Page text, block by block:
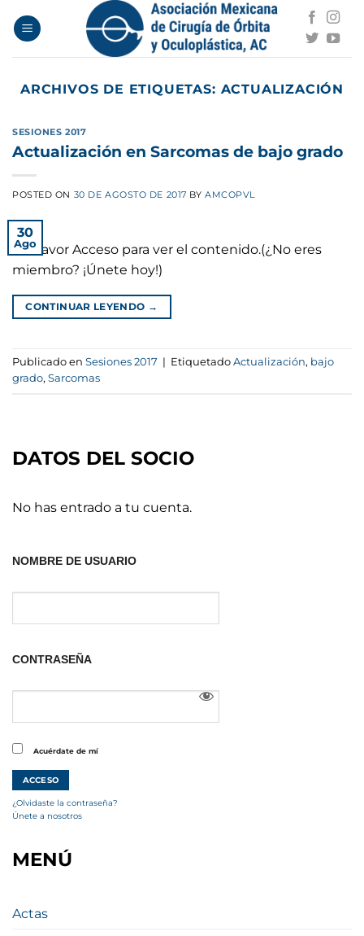
ARCHIVOS DE ETIQUETAS: ACTUALIZACIÓN
SESIONES 2017
Actualización en Sarcomas de bajo grado
POSTED ON 30 DE AGOSTO DE 2017 BYAMCOPVL
30
Ago
Por favor Acceso para ver el contenido.(¿No eres
miembro? ¡Únete hoy!)
CONTINUAR LEYENDO →
Publicado en Sesiones 2017 | Etiquetado Actualización, bajo
grado, Sarcomas
DATOS DEL SOCIO
No has entrado a tu cuenta.
NOMBRE DE USUARIO
CONTRASEÑA
Acuérdate de mí
¿Olvidaste la contraseña?
Únete a nosotros
MENÚ
Actas